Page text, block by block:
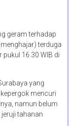
geram terhadap
terduga
16.30 WIB di
yang
mencuri
namun belum
tahanan